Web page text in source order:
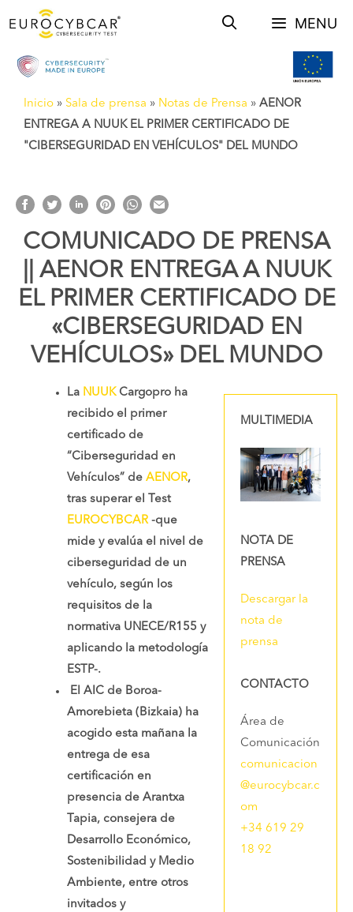
contenido
MENU
Inicio » Sala de prensa » Notas de Prensa » AENOR
ENTREGA A NUUK EL PRIMER CERTIFICADO DE
"CIBERSEGURIDAD EN VEHÍCULOS" DEL MUNDO
COMUNICADO DE PRENSA
|| AENOR ENTREGA A NUUK
EL PRIMER CERTIFICADO DE
«CIBERSEGURIDAD EN
VEHÍCULOS» DEL MUNDO
MULTIMEDIA
NOTA DE
PRENSA
Descargar la
nota de
prensa
CONTACTO
Área de
Comunicación
comunicacion
@eurocybcar.c
om
+34 619 29
18 92
La NUUK Cargopro ha
recibido el primer
certificado de
“Ciberseguridad en
Vehículos” de AENOR,
tras superar el Test
EUROCYBCAR -que
mide y evalúa el nivel de
ciberseguridad de un
vehículo, según los
requisitos de la
normativa UNECE/R155 y
aplicando la metodología
ESTP-.
El AIC de Boroa-
Amorebieta (Bizkaia) ha
acogido esta mañana la
entrega de esa
certificación en
presencia de Arantxa
Tapia, consejera de
Desarrollo Económico,
Sostenibilidad y Medio
Ambiente, entre otros
invitados y